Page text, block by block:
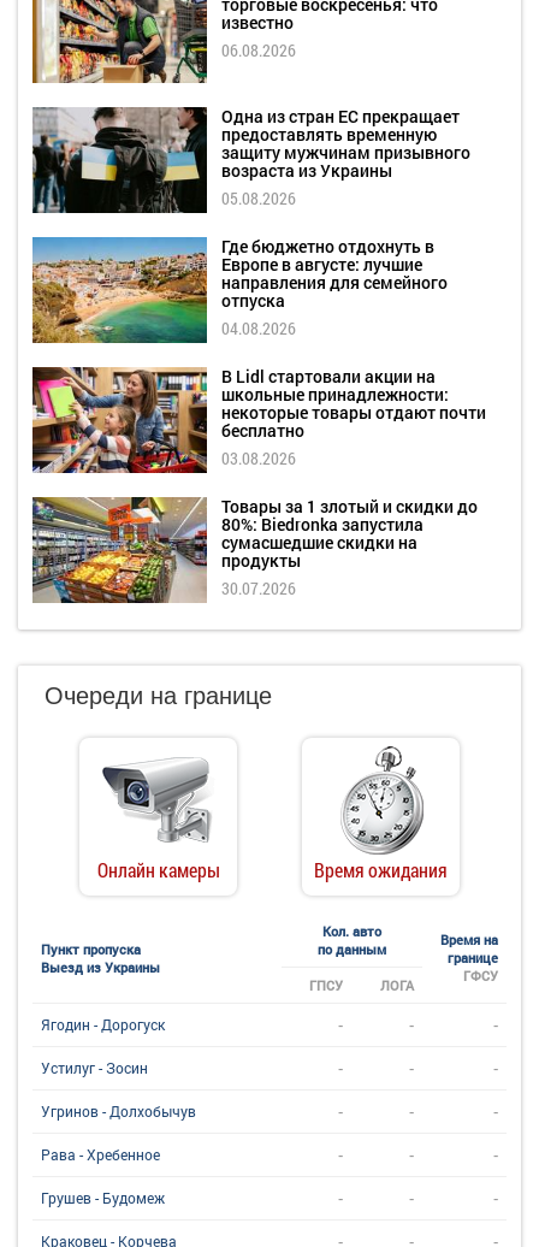
известно
06.08.2026
Одна из стран ЕС прекращает
предоставлять временную
защиту мужчинам призывного
возраста из Украины
05.08.2026
Где бюджетно отдохнуть в
Европе в августе: лучшие
направления для семейного
отпуска
04.08.2026
В Lidl стартовали акции на
школьные принадлежности:
некоторые товары отдают почти
бесплатно
03.08.2026
Товары за 1 злотый и скидки до
80%: Biedronka запустила
сумасшедшие скидки на
продукты
30.07.2026
Очереди на границе
Онлайн камеры Время ожидания
Пункт пропуска
Выезд из Украины
Кол. авто
по данным
Время на
границе
ГФСУ
ГПСУ ЛОГА
Ягодин - Дорогуск - - -
Устилуг - Зосин - - -
Угринов - Долхобычув - - -
Рава - Хребенное - - -
Грушев - Будомеж - - -
Краковец - Корчева - - -